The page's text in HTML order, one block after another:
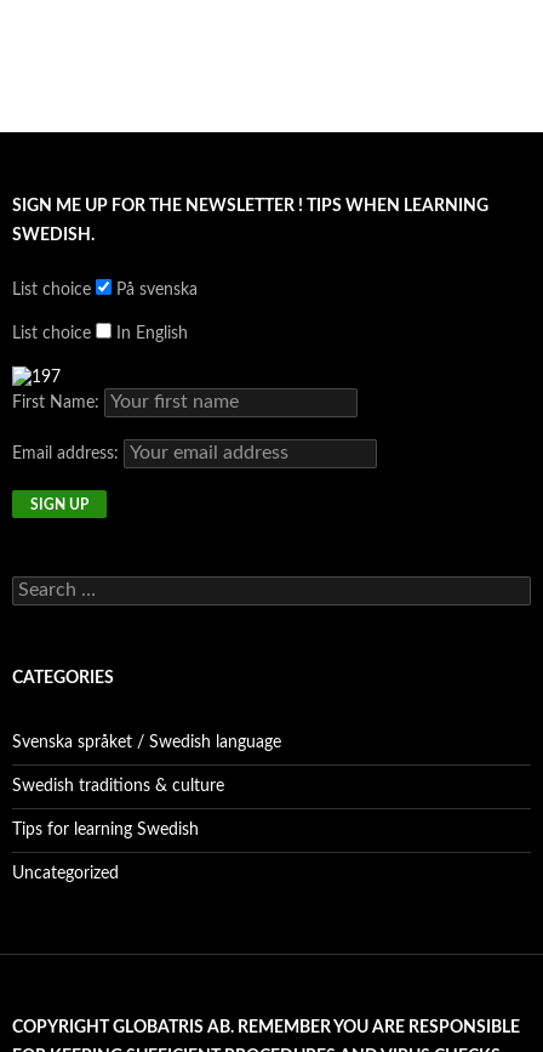
SIGN ME UP FOR THE NEWSLETTER ! TIPS WHEN LEARNING
SWEDISH.
List choice På svenska
List choice In English
First Name:
Email address:
Search
for:
CATEGORIES
Svenska språket / Swedish language
Swedish traditions & culture
Tips for learning Swedish
Uncategorized
COPYRIGHT GLOBATRIS AB. REMEMBER YOU ARE RESPONSIBLE